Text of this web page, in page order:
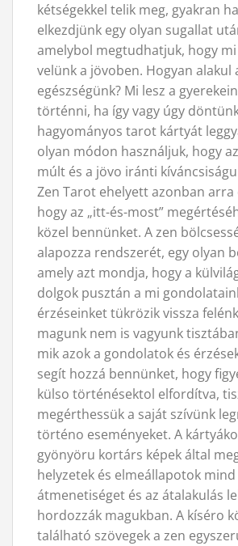
kétségekkel telik meg, gyakran
elkezdjünk egy olyan sugallat
amelybol megtudhatjuk, hogy
velünk a jövoben. Hogyan alakul
egészségünk? Mi lesz a
történni, ha így vagy úgy
hagyományos tarot kártyát
olyan módon használjuk, hogy
múlt és a jövo iránti
Zen Tarot ehelyett azonban
hogy az „itt-és-most”
közel bennünket. A zen
alapozza rendszerét, egy olyan
amely azt mondja, hogy a
dolgok pusztán a mi
érzéseinket tükrözik vissza
magunk nem is vagyunk
mik azok a gondolatok és
segít hozzá bennünket, hogy
külso történésektol elfordítva,
megérthessük a saját szívünk
történo eseményeket. A
gyönyöru kortárs képek által
helyzetek és elmeállapotok
átmenetiséget és az átalakulás
hordozzák magukban. A kíséro
található szövegek a zen